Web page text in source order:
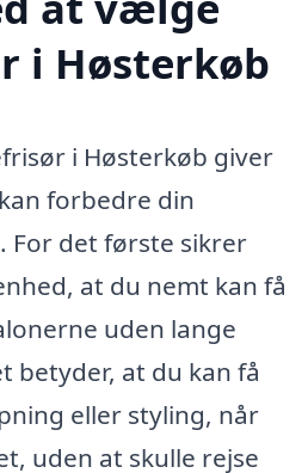
i Høsterkøb
i Høsterkøb giver
forbedre din
For det første sikrer
at du nemt kan få
uden lange
betyder, at du kan få
eller styling, når
uden at skulle rejse